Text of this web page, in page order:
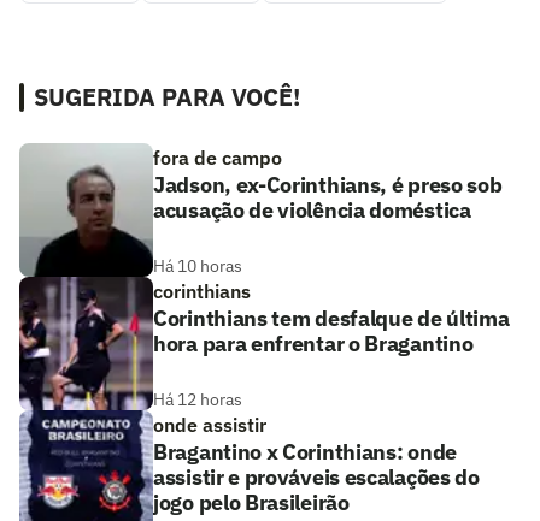
SUGERIDA PARA VOCÊ!
fora de campo
Jadson, ex-Corinthians, é preso sob
acusação de violência doméstica
Há 10 horas
corinthians
Corinthians tem desfalque de última
hora para enfrentar o Bragantino
Há 12 horas
onde assistir
Bragantino x Corinthians: onde
assistir e prováveis escalações do
jogo pelo Brasileirão